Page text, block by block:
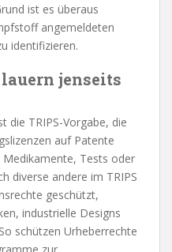
ist es überaus
angemeldeten
identifizieren.
jenseits
die TRIPS-Vorgabe, die
auf Patente
Tests oder
diverse andere im TRIPS
geschützt,
industrielle Designs
schützen Urheberrechte